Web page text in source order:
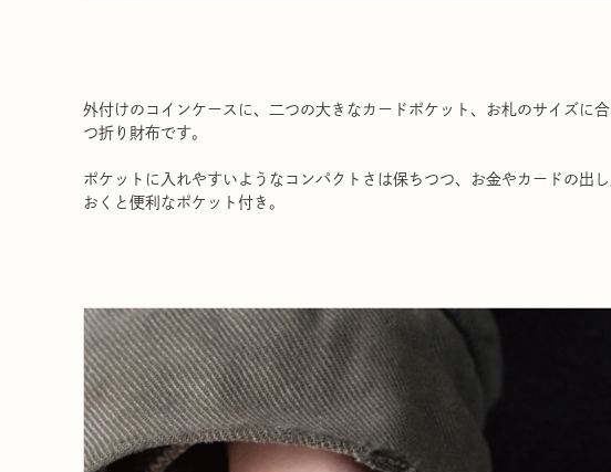
外付けのコインケースに、二つの大きなカードポケット、お札のサイズに
つ折り財布です。
ポケットに入れやすいようなコンパクトさは保ちつつ、お金やカードの出
おくと便利なポケット付き。